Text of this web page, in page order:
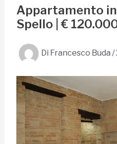
Appartamento
Spello | €
Di Francesco Buda /